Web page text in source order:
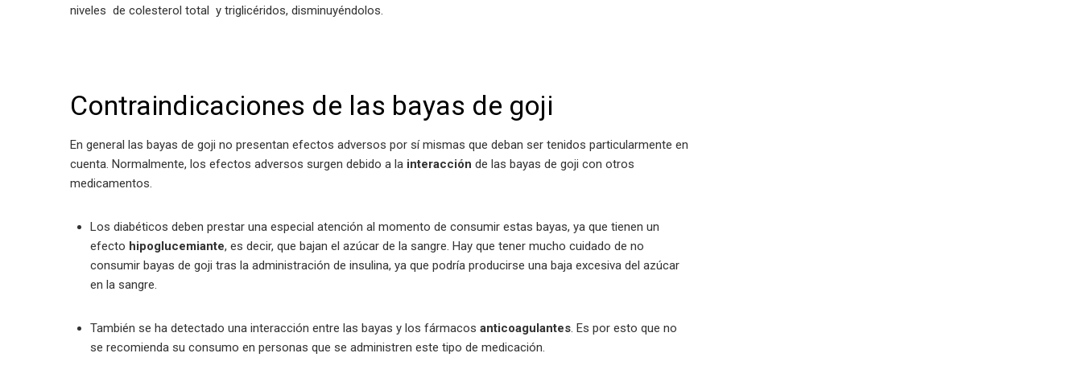
niveles de colesterol total y triglicéridos, disminuyéndolos.
Contraindicaciones de las bayas de goji
En general las bayas de goji no presentan efectos adversos por sí mismas que deban ser tenidos particularmente en
cuenta. Normalmente, los efectos adversos surgen debido a la interacción de las bayas de goji con otros
medicamentos.
Los diabéticos deben prestar una especial atención al momento de consumir estas bayas, ya que tienen un
efecto hipoglucemiante, es decir, que bajan el azúcar de la sangre. Hay que tener mucho cuidado de no
consumir bayas de goji tras la administración de insulina, ya que podría producirse una baja excesiva del azúcar
en la sangre.
También se ha detectado una interacción entre las bayas y los fármacos anticoagulantes. Es por esto que no
se recomienda su consumo en personas que se administren este tipo de medicación.